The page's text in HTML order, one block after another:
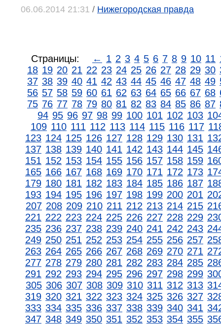
06.06.2014 21:31 / Нижегородская правда
Страницы: ← 1 2 3 4 5 6 7 8 9 10 11
18 19 20 21 22 23 24 25 26 27 28 29 30
37 38 39 40 41 42 43 44 45 46 47 48 49
56 57 58 59 60 61 62 63 64 65 66 67 68
75 76 77 78 79 80 81 82 83 84 85 86 87
94 95 96 97 98 99 100 101 102 103
109 110 111 112 113 114 115 116 117
123 124 125 126 127 128 129 130 131
137 138 139 140 141 142 143 144 145
151 152 153 154 155 156 157 158 159
165 166 167 168 169 170 171 172 173
179 180 181 182 183 184 185 186 187
193 194 195 196 197 198 199 200 201
207 208 209 210 211 212 213 214 215
221 222 223 224 225 226 227 228 229
235 236 237 238 239 240 241 242 243
249 250 251 252 253 254 255 256 257
263 264 265 266 267 268 269 270 271
277 278 279 280 281 282 283 284 285
291 292 293 294 295 296 297 298 299
305 306 307 308 309 310 311 312 313
319 320 321 322 323 324 325 326 327
333 334 335 336 337 338 339 340 341
347 348 349 350 351 352 353 354 355